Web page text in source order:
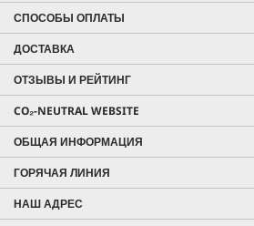
СПОСОБЫ ОПЛАТЫ
ДОСТАВКА
ОТЗЫВЫ И РЕЙТИНГ
CO₂-NEUTRAL WEBSITE
ОБЩАЯ ИНФОРМАЦИЯ
ГОРЯЧАЯ ЛИНИЯ
НАШ АДРЕС